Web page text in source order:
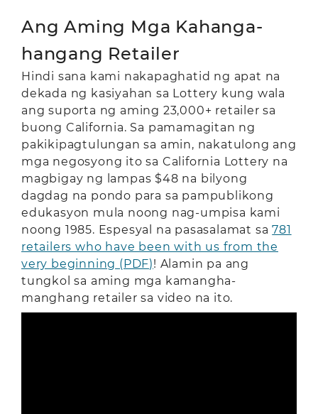
Ang Aming Mga Kahanga-
hangang Retailer
Hindi sana kami nakapaghatid ng apat na
dekada ng kasiyahan sa Lottery kung wala
ang suporta ng aming 23,000+ retailer sa
buong California. Sa pamamagitan ng
pakikipagtulungan sa amin, nakatulong ang
mga negosyong ito sa California Lottery na
magbigay ng lampas $48 na bilyong
dagdag na pondo para sa pampublikong
edukasyon mula noong nag-umpisa kami
noong 1985. Espesyal na pasasalamat sa781
retailers who have been with us from the
very beginning (PDF)! Alamin pa ang
tungkol sa aming mga kamangha-
manghang retailer sa video na ito.